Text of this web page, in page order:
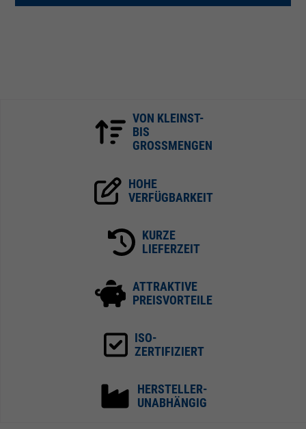
VON KLEINST-
BIS
GROSSMENGEN
HOHE
VERFÜGBARKEIT
KURZE
LIEFERZEIT
ATTRAKTIVE
PREISVORTEILE
ISO-
ZERTIFIZIERT
HERSTELLER-
UNABHÄNGIG